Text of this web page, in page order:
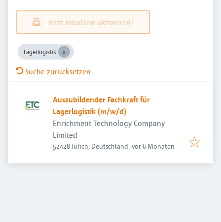
Jetzt Jobalarm aktivieren!
Lagerlogistik
Suche zurücksetzen
Auszubildender Fachkraft für
Lagerlogistik (m/w/d)
Enrichment Technology Company
Limited
52428 Jülich, Deutschland Veröffentlicht:
vor 6 Monaten